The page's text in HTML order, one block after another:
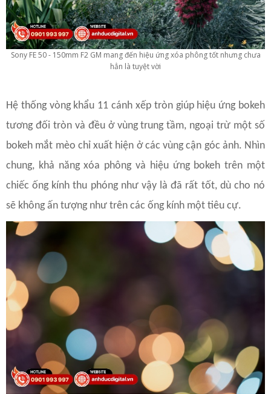
Sony FE 50 - 150mm F2 GM mang đến hiệu ứng xóa phông tốt nhưng chưa
hẳn là tuyệt vời
Hệ thống vòng khẩu 11 cánh xếp tròn giúp hiệu ứng bokeh
tương đối tròn và đều ở vùng trung tầm, ngoại trừ một số
bokeh mắt mèo chỉ xuất hiện ở các vùng cận góc ảnh. Nhìn
chung, khả năng xóa phông và hiệu ứng bokeh trên một
chiếc ống kính thu phóng như vậy là đã rất tốt, dù cho nó
sẽ không ấn tượng như trên các ống kính một tiêu cự.